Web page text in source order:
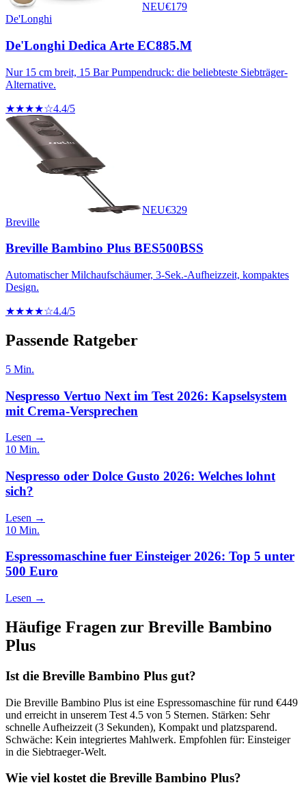
NEU€179
De'Longhi
De'Longhi Dedica Arte EC885.M
Nur 15 cm breit, 15 Bar Pumpendruck: die beliebteste Siebträger-
Alternative.
★★★★☆4.4/5
NEU€329
Breville
Breville Bambino Plus BES500BSS
Automatischer Milchaufschäumer, 3-Sek.-Aufheizzeit, kompaktes
Design.
★★★★☆4.4/5
Passende Ratgeber
5 Min.
Nespresso Vertuo Next im Test 2026: Kapselsystem
mit Crema-Versprechen
Lesen →
10 Min.
Nespresso oder Dolce Gusto 2026: Welches lohnt
sich?
Lesen →
10 Min.
Espressomaschine fuer Einsteiger 2026: Top 5 unter
500 Euro
Lesen →
Häufige Fragen zur Breville Bambino
Plus
Ist die Breville Bambino Plus gut?
Die Breville Bambino Plus ist eine Espressomaschine für rund €449
und erreicht in unserem Test 4.5 von 5 Sternen. Stärken: Sehr
schnelle Aufheizzeit (3 Sekunden), Kompakt und platzsparend.
Schwäche: Kein integriertes Mahlwerk. Empfohlen für: Einsteiger
in die Siebtraeger-Welt.
Wie viel kostet die Breville Bambino Plus?